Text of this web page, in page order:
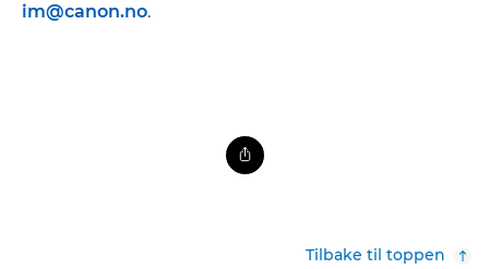
im@canon.no.
Tilbake til toppen